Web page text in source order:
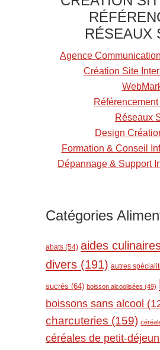
RÉSEAUX
Agence
Création Site
Réseaux
Design
Formation & Conseil
Dépannage & Support
Catégories
abats (54) aides
divers (191) autres
sucrés (64) boisson alcoolisées (49)
boissons sans alcool
charcuteries (159)
céréales de petit-